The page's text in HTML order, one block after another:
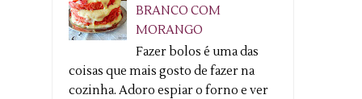
BRANCO COM
MORANGO
Fazer bolos é uma das
coisas que mais gosto de fazer na
cozinha. Adoro espiar o forno e ver